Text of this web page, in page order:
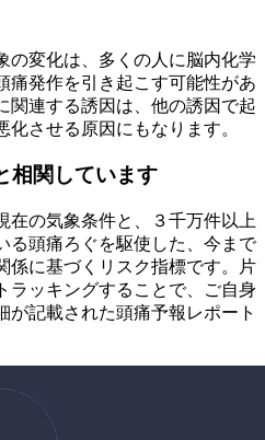
の変化は、多くの人に脳内化学
痛発作を引き起こす可能性があ
関連する誘因は、他の誘因で起
させる原因にもなります。
相関しています
在の気象条件と、３千万件以上
る頭痛ろぐを駆使した、今まで
係に基づくリスク指標です。片
ラッキングすることで、ご自身
が記載された頭痛予報レポート